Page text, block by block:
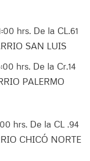
hrs. De la CL.61
SAN LUIS
hrs. De la Cr.14
PALERMO
hrs. De la CL .94
CHICÓ NORTE